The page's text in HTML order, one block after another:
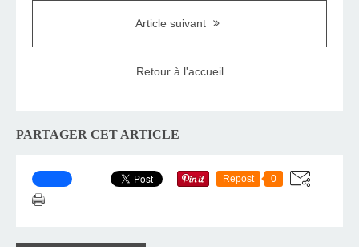
Article suivant
Retour à l'accueil
PARTAGER CET ARTICLE
Repost 0